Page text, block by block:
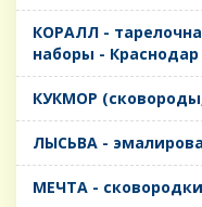
КОРАЛЛ -
наборы - Краснодар
КУКМОР
ЛЫСЬВА -
МЕЧТА -